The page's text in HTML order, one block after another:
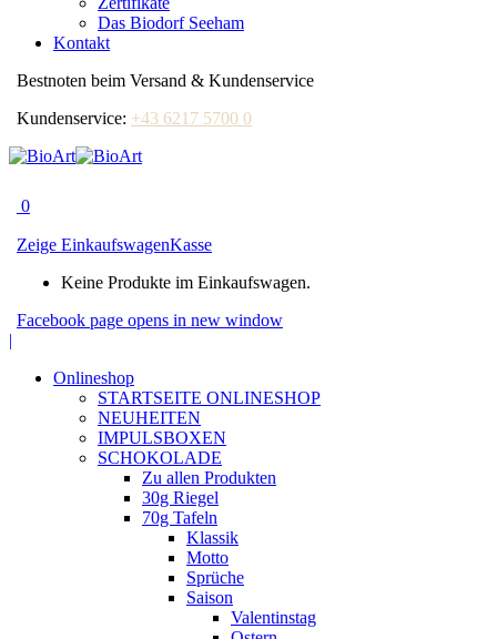
Das Biodorf Seeham
Kontakt
Bestnoten beim Versand & Kundenservice
Kundenservice: +43 6217 5700 0
0
Zeige EinkaufswagenKasse
Keine Produkte im Einkaufswagen.
Facebook page opens in new window
|
Onlineshop
STARTSEITE ONLINESHOP
NEUHEITEN
IMPULSBOXEN
SCHOKOLADE
Zu allen Produkten
30g Riegel
70g Tafeln
Klassik
Motto
Sprüche
Saison
Valentinstag